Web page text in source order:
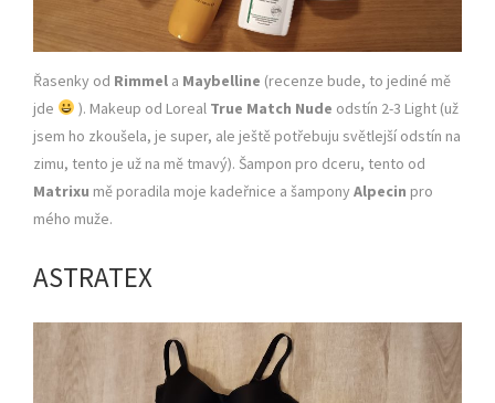
Řasenky od Rimmel a Maybelline (recenze bude, to jediné mě
jde
). Makeup od Loreal True Match Nude odstín 2-3 Light (už
jsem ho zkoušela, je super, ale ještě potřebuju světlejší odstín na
zimu, tento je už na mě tmavý). Šampon pro dceru, tento od
Matrixu mě poradila moje kadeřnice a šamponyAlpecin pro
mého muže.
ASTRATEX